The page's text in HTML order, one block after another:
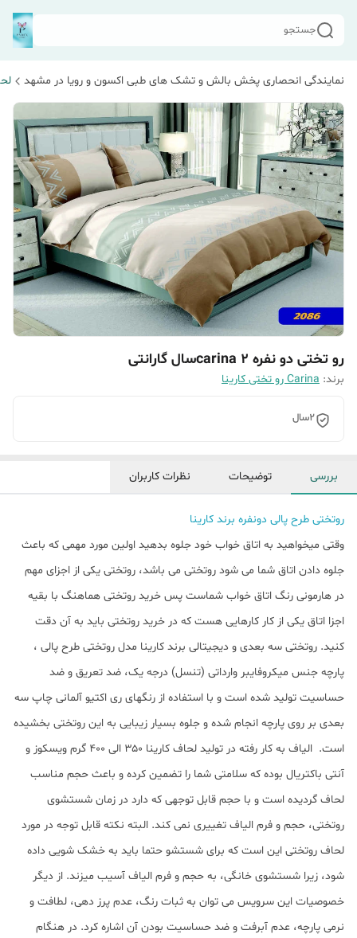
جستجو
نمایندگی انحصاری پخش بالش و تشک های طبی اکسون و رویا در مشهد
رو تختی دو نفره carina 2سال گارانتی
برند: Carina رو تختی کارینا
2سال
بررسی توضیحات نظرات کاربران
روتختی طرح پالی دونفره برند کارینا
وقتی میخواهید به اتاق خواب خود جلوه بدهید اولین مورد مهمی که باعث
جلوه دادن اتاق شما می شود روتختی می باشد، روتختی یکی از اجزای مهم
در هارمونی رنگ اتاق خواب شماست پس خرید روتختی هماهنگ با بقیه
اجزا اتاق یکی از کار کارهایی هست که در خرید روتختی باید به آن دقت
کنید. روتختی سه بعدی و دیجیتالی برند کارینا مدل روتختی طرح پالی ،
پارچه جنس میکروفایبر وارداتی (تنسل) درجه یک، ضد تعریق و ضد
حساسیت تولید شده است و با استفاده از رنگهای ری اکتیو آلمانی چاپ سه
بعدی بر روی پارچه انجام شده و جلوه بسیار زیبایی به این روتختی بخشیده
است. الیاف به کار رفته در تولید لحاف کارینا ۳۵۰ الی ۴۰۰ گرم ویسکوز و
آنتی باکتریال بوده که سلامتی شما را تضمین کرده و باعث حجم مناسب
لحاف گردیده است و با حجم قابل توجهی که دارد در زمان شستشوی
روتختی، حجم و فرم الیاف تغییری نمی کند. البته نکته قابل توجه در مورد
لحاف روتختی این است که برای شستشو حتما باید به خشک شویی داده
شود، زیرا شستشوی خانگی، به حجم و فرم الیاف آسیب میزند. از دیگر
ﺧﺼﻮﺻﯿﺎت این سرویس می توان به ﺛﺒﺎت رﻧﮓ، ﻋﺪم ﭘﺮز دﻫﯽ، ﻟﻄﺎﻓﺖ و
ﻧﺮﻣﯽ پارچه، عدم آﺑﺮﻓﺖ و ضد حساسیت بودن آن اشاره کرد. در هنگام